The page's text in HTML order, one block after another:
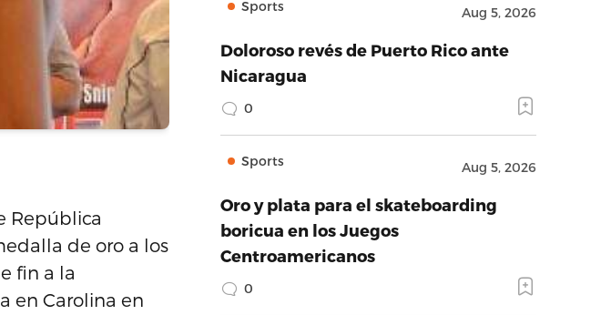
República
de oro a los
fin a la
en Carolina en
Sports Aug 5, 2026
Doloroso revés de Puerto Rico ante
Nicaragua
0
Sports Aug 5, 2026
Oro y plata para el skateboarding
boricua en los Juegos
Centroamericanos
0